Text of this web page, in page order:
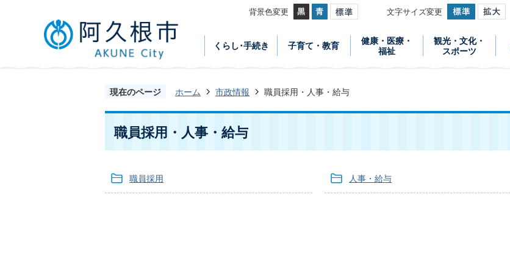
背景色変更 文字サイズ変更
くらし･手続き 子育て・教育
健康・医療・
福祉
観光・文化・
スポーツ
現在のページ ホーム 市政情報 職員採用・人事・給与
職員採用・人事・給与
職員採用 人事・給与